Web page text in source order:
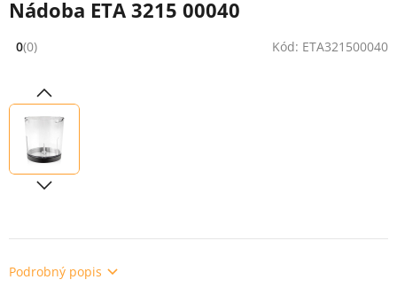
Nádoba ETA 3215 00040
Hodnocení: 0 z 5 (0 recenzí)
0(0) Kód: ETA321500040
Podrobný popis